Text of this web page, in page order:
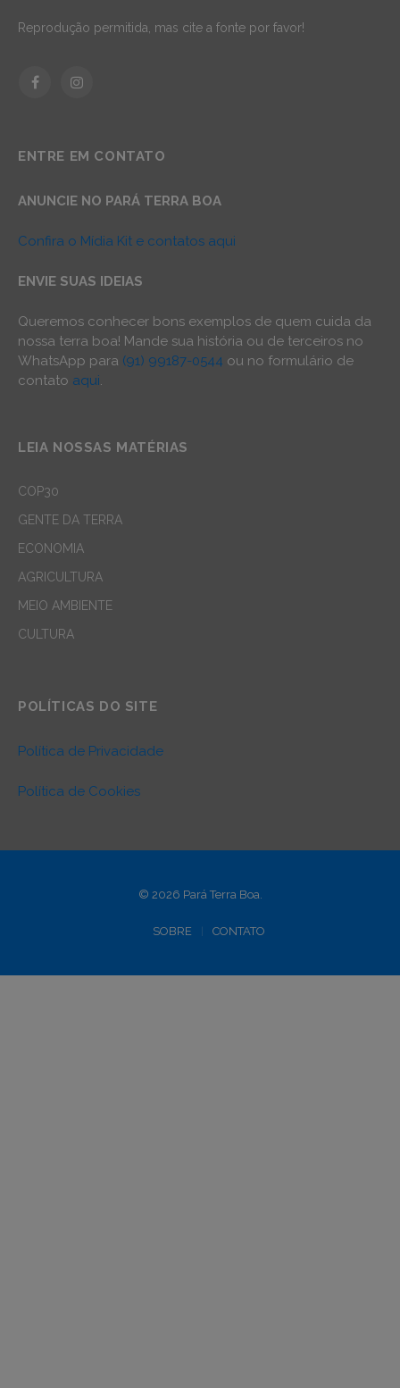
Reprodução permitida, mas cite a fonte por favor!
FacebookInstagram
ENTRE EM CONTATO
ANUNCIE NO PARÁ TERRA BOA
Confira o Mídia Kit e contatos aqui
ENVIE SUAS IDEIAS
Queremos conhecer bons exemplos de quem cuida da
nossa terra boa! Mande sua história ou de terceiros no
WhatsApp para (91) 99187-0544 ou no formulário de
contato aqui.
LEIA NOSSAS MATÉRIAS
COP30
GENTE DA TERRA
ECONOMIA
AGRICULTURA
MEIO AMBIENTE
CULTURA
POLÍTICAS DO SITE
Política de Privacidade
Política de Cookies
© 2026 Pará Terra Boa.
SOBRE CONTATO